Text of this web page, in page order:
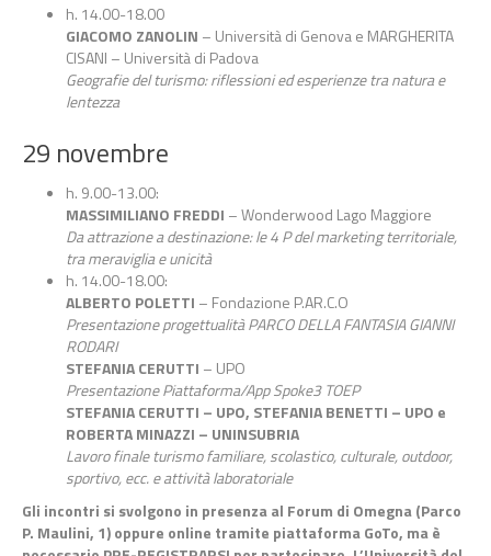
h. 14.00-18.00
GIACOMO ZANOLIN – Università di Genova e MARGHERITA
CISANI – Università di Padova
Geografie del turismo: riflessioni ed esperienze tra natura e
lentezza
29 novembre
h. 9.00-13.00:
MASSIMILIANO FREDDI – Wonderwood Lago Maggiore
Da attrazione a destinazione: le 4 P del marketing territoriale,
tra meraviglia e unicità
h. 14.00-18.00:
ALBERTO POLETTI – Fondazione P.AR.C.O
Presentazione progettualità PARCO DELLA FANTASIA GIANNI
RODARI
STEFANIA CERUTTI – UPO
Presentazione Piattaforma/App Spoke3 TOEP
STEFANIA CERUTTI – UPO, STEFANIA BENETTI – UPO e
ROBERTA MINAZZI – UNINSUBRIA
Lavoro finale turismo familiare, scolastico, culturale, outdoor,
sportivo, ecc. e attività laboratoriale
Gli incontri si svolgono in presenza al Forum di Omegna (Parco
P. Maulini, 1) oppure online tramite piattaforma GoTo, ma è